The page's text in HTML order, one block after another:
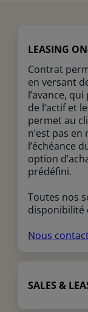
LEASING
Contrat
en versant
l’avance,
de l’actif et
permet au
n’est pas
l’échéance
option
prédéfini.
Toutes nos
disponibilité
Nous
SALES &